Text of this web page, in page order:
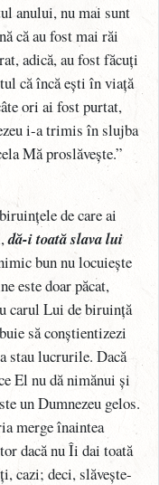
anului, nu mai sunt
că au fost mai răi
adică, au fost făcuți
că încă ești în viață
ori ai fost purtat,
i-a trimis în slujba
Mă proslăvește.”
de care ai
dă-i toată slava lui
bun nu locuiește
este doar păcat,
carul Lui de biruință
să conștientizezi
stau lucrurile. Dacă
El nu dă nimănui și
un Dumnezeu gelos.
merge înaintea
dacă nu Îi dai toată
cazi; deci, slăvește-